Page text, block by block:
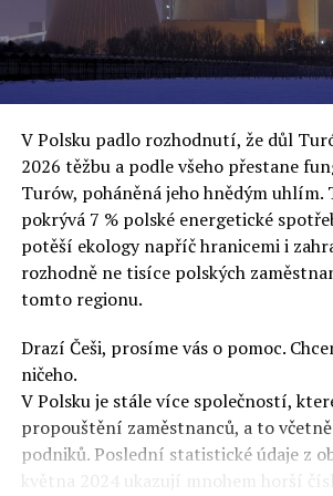
oslovuje své voliče, bublinu šílenců,
uvěří a nebudou se ptát na
Ziemkiewicz, redaktor týdeníku Do
dodal: „Když se nynějšímu vedení
podařilo prodat na aukci 10
000 euro, bylo to provládními médii
velký úspěch. Za vlády PiS se 14 koní
milionu euro, což bylo stejnou
komentováno jako konec polského
kontrolorů činnosti PiS ale určitě šlo
praní peněz či jinou nelegální
Tuskova čísla jsou ale ujetá i jinde,
Ziemkiewicz. „Ve vládní aféře PiS
Tusk tvrdil, že za vlády dnešní opozice
prodalo 600 000 víz do Polska. Byla na
vytvořena parlamentní vyšetřovací
ale pouze na to, že 220 víz do Polska
prostřednictvím úplatků uspíšeno,
V Polsku padlo rozhodnutí, že důl
2026 těžbu a podle všeho přestane
Turów, poháněná jeho hnědým uhlím.
pokrývá 7 % polské energetické
potěší ekology napříč hranicemi i
rozhodně ne tisíce polských
tomto regionu.
Drazí Češi, prosíme vás o pomoc.
ničeho.
V Polsku je stále více společností,
propouštění zaměstnanců, a to
podniků. Poslední statistické údaje z
května 2024 ukazují mnohem horší